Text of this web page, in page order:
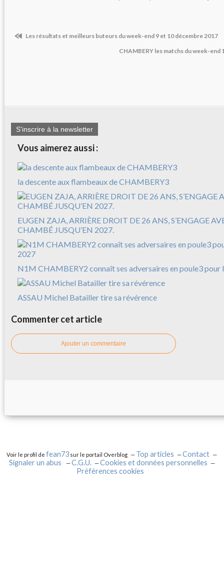
Les résultats et meilleurs buteurs du week-end 9 et 10 décembre 2017
CHAMBERY les matchs du week-end
S'inscrire à la newsletter
Vous aimerez aussi :
la descente aux flambeaux de CHAMBERY3
EUGEN ZAJA, ARRIÈRE DROIT DE 26 ANS, S’ENGAGE
CHAMBÉ JUSQU’EN 2027.
N1M CHAMBERY2 connaît ses adversaires en poule3 pour
ASSAU Michel Batailler tire sa révérence
Commenter cet article
Ajouter un commentaire
Voir le profil defean73 sur le portail Overblog Top articles
Contact
Signaler un abus
C.G.U.
Cookies et données personnelles
Préférences cookies